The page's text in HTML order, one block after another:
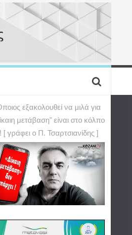
εξακολουθεί να μιλά για
μετάβαση" είναι στο κόλπο
! [ γράφει ο Π. Τσαρτσιανίδης ]